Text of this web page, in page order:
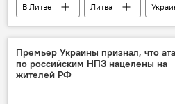
В Литве Литва
Ингрида Шимоните
дрон
беспилотник
безвозмездная военная помощь
Премьер Украины признал, что
по российским НПЗ нацелены на
жителей РФ